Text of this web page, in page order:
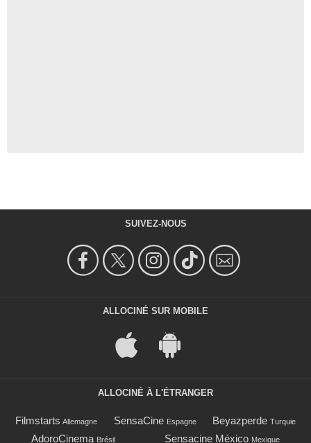
SUIVEZ-NOUS
ALLOCINÉ SUR MOBILE
ALLOCINÉ À L'ÉTRANGER
Filmstarts Allemagne SensaCine Espagne Beyazperde Turquie
AdoroCinema Brésil Sensacine México Mexique